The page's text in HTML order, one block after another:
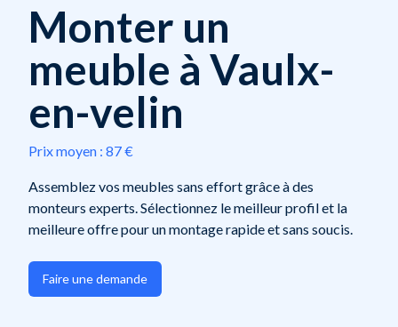
Monter un
meuble à Vaulx-
en-velin
Prix moyen : 87 €
Assemblez vos meubles sans effort grâce à des
monteurs experts. Sélectionnez le meilleur profil et la
meilleure offre pour un montage rapide et sans soucis.
Faire une demande